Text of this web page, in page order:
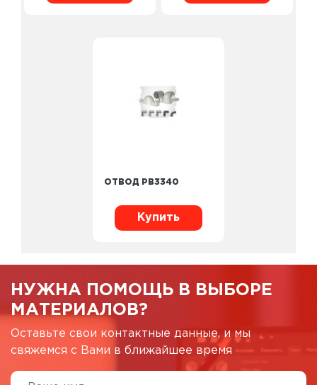
ОТВОД PB3340
Купить
НУЖНА ПОМОЩЬ В ВЫБОРЕ
МАТЕРИАЛОВ?
Оставьте свои контактные данные, и мы
свяжемся с Вами в ближайшее время